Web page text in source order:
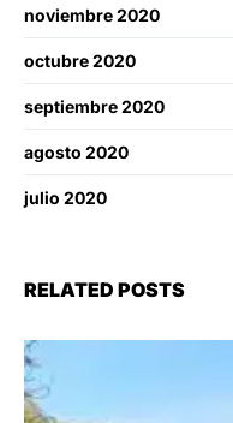
noviembre 2020
octubre 2020
septiembre 2020
agosto 2020
julio 2020
RELATED POSTS